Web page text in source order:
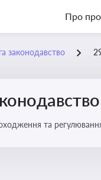
Про
законодавство
та